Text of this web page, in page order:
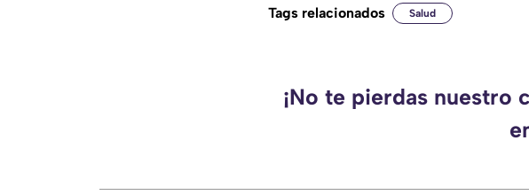
Tags relacionados Salud
¡No te pierdas nuestro